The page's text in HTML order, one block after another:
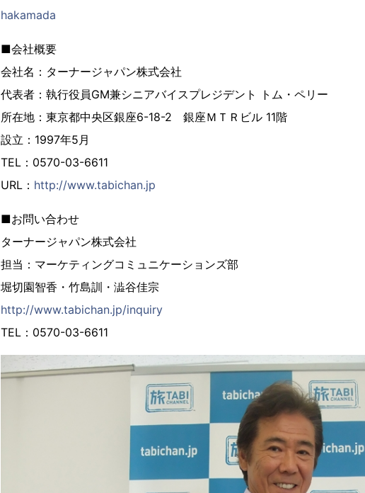
hakamada
■会社概要
会社名：ターナージャパン株式会社
代表者：執行役員GM兼シニアバイスプレジデント トム・ペリー
所在地：東京都中央区銀座6-18-2 銀座ＭＴＲビル 11階
設立：1997年5月
TEL：0570-03-6611
URL： http://www.tabichan.jp
■お問い合わせ
ターナージャパン株式会社
担当：マーケティングコミュニケーションズ部
堀切園智香・竹島訓・澁谷佳宗
http://www.tabichan.jp/inquiry
TEL：0570-03-6611